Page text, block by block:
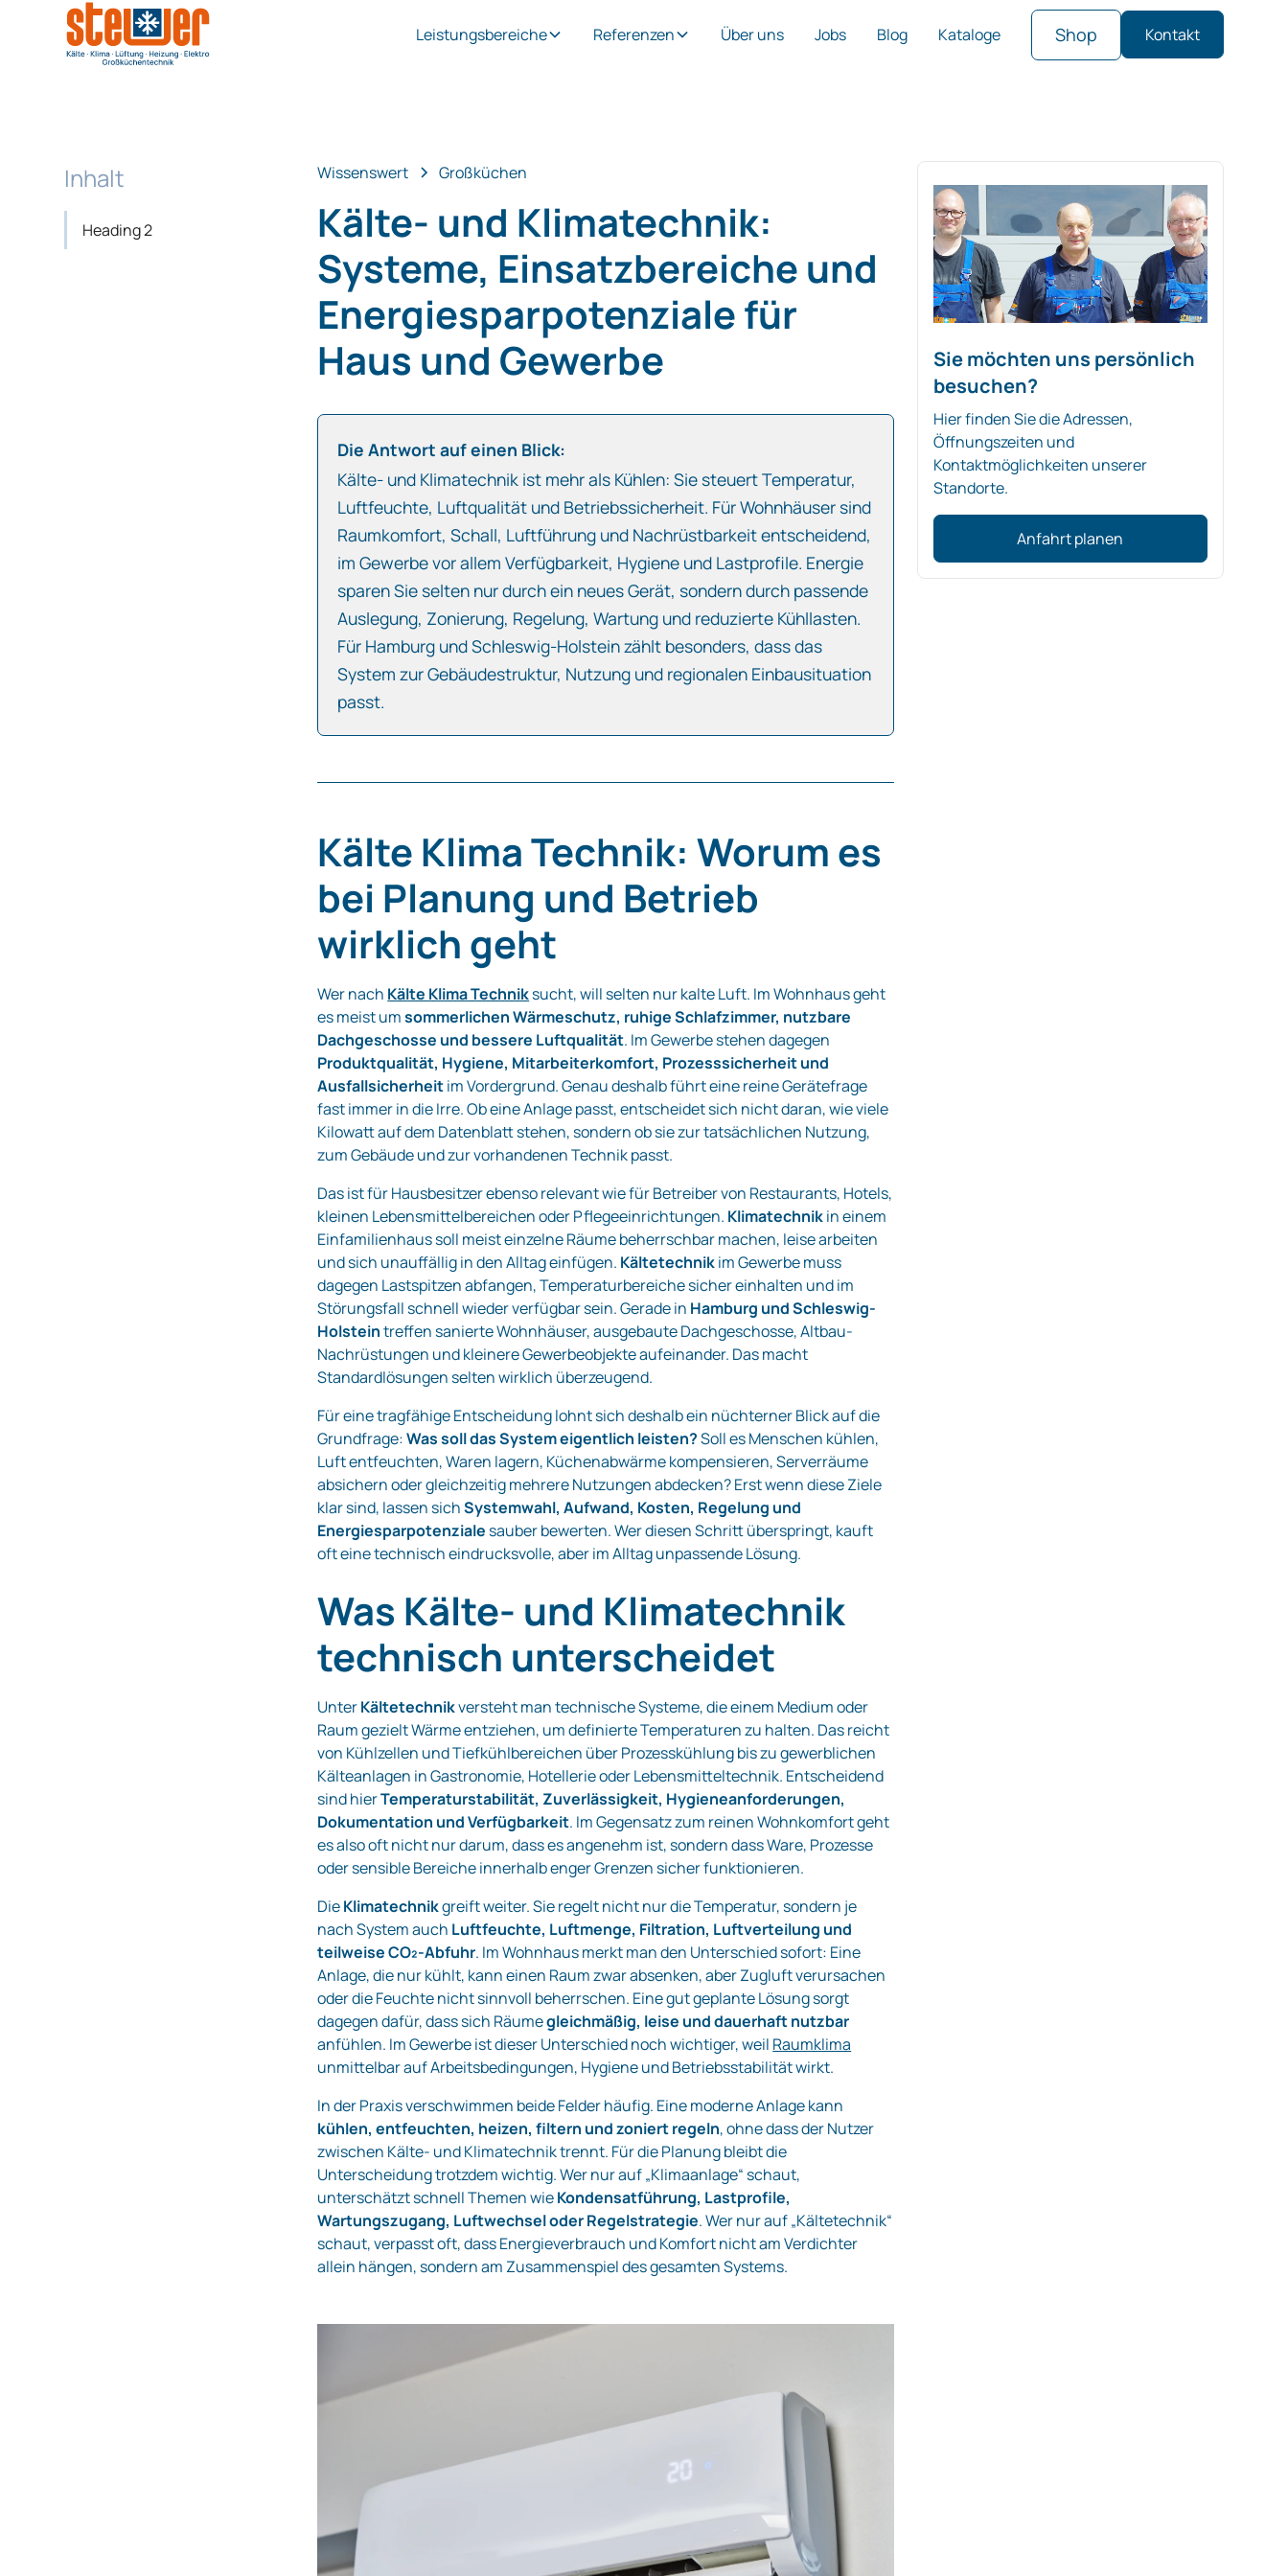
Leistungsbereiche Referenzen Über uns Jobs Blog Kataloge Shop Kontakt
Inhalt
Heading 2
Wissenswert Großküchen
Kälte‑ und Klimatechnik:
Systeme, Einsatzbereiche und
Energiesparpotenziale für
Haus und Gewerbe
Die Antwort auf einen Blick:
Kälte- und Klimatechnik ist mehr als Kühlen: Sie steuert Temperatur,
Luftfeuchte, Luftqualität und Betriebssicherheit. Für Wohnhäuser sind
Raumkomfort, Schall, Luftführung und Nachrüstbarkeit entscheidend,
im Gewerbe vor allem Verfügbarkeit, Hygiene und Lastprofile. Energie
sparen Sie selten nur durch ein neues Gerät, sondern durch passende
Auslegung, Zonierung, Regelung, Wartung und reduzierte Kühllasten.
Für Hamburg und Schleswig-Holstein zählt besonders, dass das
System zur Gebäudestruktur, Nutzung und regionalen Einbausituation
passt.
Kälte Klima Technik: Worum es
bei Planung und Betrieb
wirklich geht
Wer nach Kälte Klima Techniksucht, will selten nur kalte Luft. Im Wohnhaus geht
es meist umsommerlichen Wärmeschutz, ruhige Schlafzimmer, nutzbare
Dachgeschosse und bessere Luftqualität. Im Gewerbe stehen dagegen
Produktqualität, Hygiene, Mitarbeiterkomfort, Prozesssicherheit und
Ausfallsicherheitim Vordergrund. Genau deshalb führt eine reine Gerätefrage
fast immer in die Irre. Ob eine Anlage passt, entscheidet sich nicht daran, wie viele
Kilowatt auf dem Datenblatt stehen, sondern ob sie zur tatsächlichen Nutzung,
zum Gebäude und zur vorhandenen Technik passt.
Das ist für Hausbesitzer ebenso relevant wie für Betreiber von Restaurants, Hotels,
kleinen Lebensmittelbereichen oder Pflegeeinrichtungen. Klimatechnikin einem
Einfamilienhaus soll meist einzelne Räume beherrschbar machen, leise arbeiten
und sich unauffällig in den Alltag einfügen. Kältetechnikim Gewerbe muss
dagegen Lastspitzen abfangen, Temperaturbereiche sicher einhalten und im
Störungsfall schnell wieder verfügbar sein. Gerade in Hamburg und Schleswig-
Holsteintreffen sanierte Wohnhäuser, ausgebaute Dachgeschosse, Altbau-
Nachrüstungen und kleinere Gewerbeobjekte aufeinander. Das macht
Standardlösungen selten wirklich überzeugend.
Für eine tragfähige Entscheidung lohnt sich deshalb ein nüchterner Blick auf die
Grundfrage:Was soll das System eigentlich leisten?Soll es Menschen kühlen,
Luft entfeuchten, Waren lagern, Küchenabwärme kompensieren, Serverräume
absichern oder gleichzeitig mehrere Nutzungen abdecken? Erst wenn diese Ziele
klar sind, lassen sichSystemwahl, Aufwand, Kosten, Regelung und
Energiesparpotenziale sauber bewerten. Wer diesen Schritt überspringt, kauft
oft eine technisch eindrucksvolle, aber im Alltag unpassende Lösung.
Was Kälte- und Klimatechnik
technisch unterscheidet
UnterKältetechnikversteht man technische Systeme, die einem Medium oder
Raum gezielt Wärme entziehen, um definierte Temperaturen zu halten. Das reicht
von Kühlzellen und Tiefkühlbereichen über Prozesskühlung bis zu gewerblichen
Kälteanlagen in Gastronomie, Hotellerie oder Lebensmitteltechnik. Entscheidend
sind hierTemperaturstabilität, Zuverlässigkeit, Hygieneanforderungen,
Dokumentation und Verfügbarkeit. Im Gegensatz zum reinen Wohnkomfort geht
es also oft nicht nur darum, dass es angenehm ist, sondern dass Ware, Prozesse
oder sensible Bereiche innerhalb enger Grenzen sicher funktionieren.
DieKlimatechnikgreift weiter. Sie regelt nicht nur die Temperatur, sondern je
nach System auch Luftfeuchte, Luftmenge, Filtration, Luftverteilung und
teilweise CO₂-Abfuhr. Im Wohnhaus merkt man den Unterschied sofort: Eine
Anlage, die nur kühlt, kann einen Raum zwar absenken, aber Zugluft verursachen
oder die Feuchte nicht sinnvoll beherrschen. Eine gut geplante Lösung sorgt
dagegen dafür, dass sich Räumegleichmäßig, leise und dauerhaft nutzbar
anfühlen. Im Gewerbe ist dieser Unterschied noch wichtiger, weil Raumklima
unmittelbar auf Arbeitsbedingungen, Hygiene und Betriebsstabilität wirkt.
In der Praxis verschwimmen beide Felder häufig. Eine moderne Anlage kann
kühlen, entfeuchten, heizen, filtern und zoniert regeln, ohne dass der Nutzer
zwischen Kälte- und Klimatechnik trennt. Für die Planung bleibt die
Unterscheidung trotzdem wichtig. Wer nur auf „Klimaanlage“ schaut,
unterschätzt schnell Themen wieKondensatführung, Lastprofile,
Wartungszugang, Luftwechsel oder Regelstrategie. Wer nur auf „Kältetechnik“
schaut, verpasst oft, dass Energieverbrauch und Komfort nicht am Verdichter
allein hängen, sondern am Zusammenspiel des gesamten Systems.
Sie möchten uns persönlich
besuchen?
Hier finden Sie die Adressen,
Öffnungszeiten und
Kontaktmöglichkeiten unserer
Standorte.
Anfahrt planen